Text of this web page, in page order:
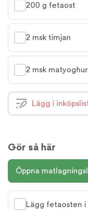
200 g fetaost
2 msk timjan
2 msk
Lägg i
Gör så här
Öppna
Lägg fetaosten i